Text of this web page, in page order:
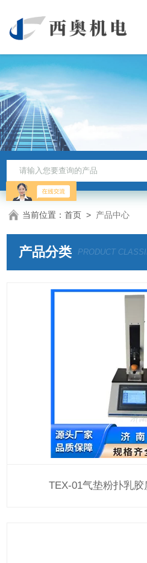
当前位置：首页 > 产品中心
产品分类 PRODUCT
TEX-01气垫粉扑乳胶